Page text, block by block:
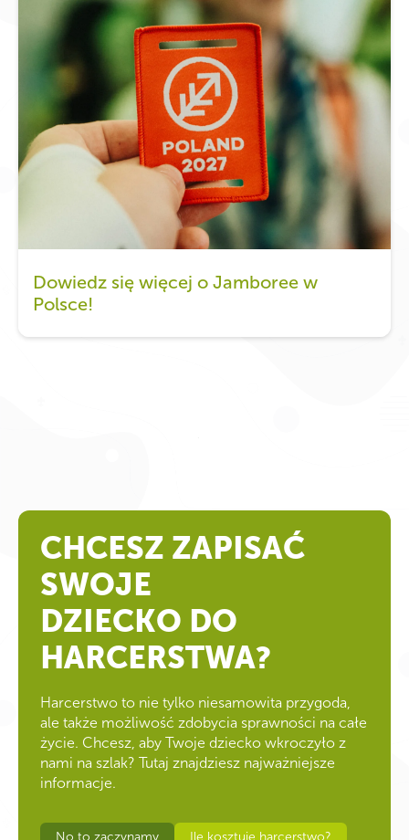
Dowiedz się więcej o Jamboree w
Polsce!
CHCESZ ZAPISAĆ
SWOJE
DZIECKO DO
HARCERSTWA?
Harcerstwo to nie tylko niesamowita przygoda,
ale także możliwość zdobycia sprawności na całe
życie. Chcesz, aby Twoje dziecko wkroczyło z
nami na szlak? Tutaj znajdziesz najważniejsze
informacje.